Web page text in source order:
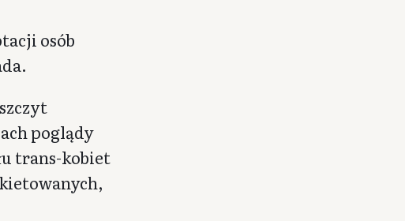
osób
poglądy
trans-kobiet